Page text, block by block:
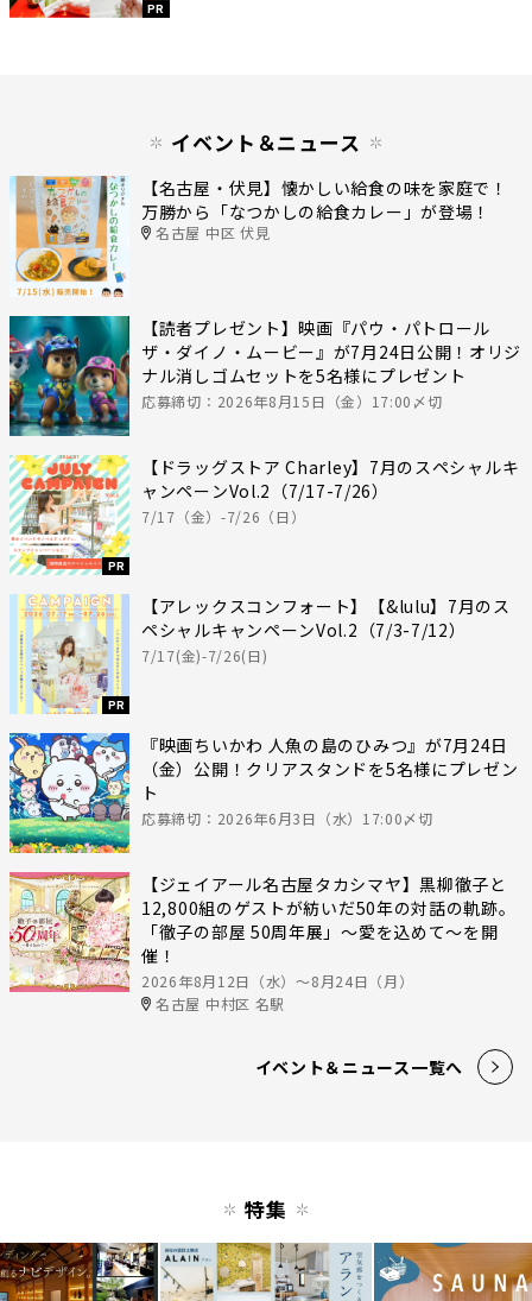
PR
イベント＆ニュース
【名古屋・伏見】懐かしい給食の味を家庭で！
万勝から「なつかしの給食カレー」が登場！
名古屋 中区 伏見
【読者プレゼント】映画『パウ・パトロール
ザ・ダイノ・ムービー』が7月24日公開！オリジ
ナル消しゴムセットを5名様にプレゼント
応募締切：2026年8月15日（金）17:00〆切
PR
【ドラッグストア Charley】7月のスペシャルキ
ャンペーンVol.2（7/17-7/26）
7/17（金）-7/26（日）
PR
【アレックスコンフォート】【&lulu】7月のス
ペシャルキャンペーンVol.2（7/3-7/12）
7/17(金)-7/26(日)
『映画ちいかわ 人魚の島のひみつ』が7月24日
（金）公開！クリアスタンドを5名様にプレゼン
ト
応募締切：2026年6月3日（水）17:00〆切
【ジェイアール名古屋タカシマヤ】黒柳徹子と
12,800組のゲストが紡いだ50年の対話の軌跡。
「徹子の部屋 50周年展」～愛を込めて～を開
催！
2026年8月12日（水）〜8月24日（月）
名古屋 中村区 名駅
イベント＆ニュース一覧へ
特集